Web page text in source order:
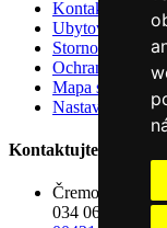
Kontakt
Ubytovací
Storno
Ochrana
Mapa stránok
Nastavenie
Kontaktujte nás
Čremošná 8684
034 06